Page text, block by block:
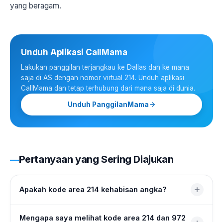
yang beragam.
Unduh Aplikasi CallMama
Lakukan panggilan terjangkau ke Dallas dan ke mana
saja di AS dengan nomor virtual 214. Unduh aplikasi
CallMama dan tetap terhubung dari mana saja di dunia.
Unduh PanggilanMama
Pertanyaan yang Sering Diajukan
Apakah kode area 214 kehabisan angka?
Kode area 214 mengalami permintaan yang tinggi,
Mengapa saya melihat kode area 214 dan 972